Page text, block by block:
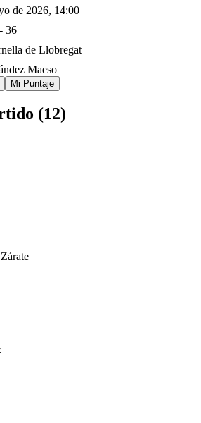
de 2026, 14:00
36
de Llobregat
Maeso
Mi Puntaje
(12)